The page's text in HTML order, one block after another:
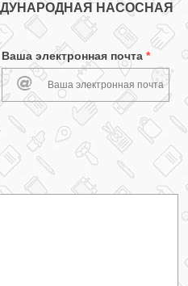
НАСОСНАЯ
Ваша электронная почта *